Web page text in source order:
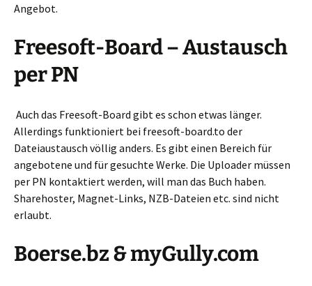
Angebot.
Freesoft-Board – Austausch
per PN
Auch das Freesoft-Board gibt es schon etwas länger.
Allerdings funktioniert bei freesoft-board.to der
Dateiaustausch völlig anders. Es gibt einen Bereich für
angebotene und für gesuchte Werke. Die Uploader müssen
per PN kontaktiert werden, will man das Buch haben.
Sharehoster, Magnet-Links, NZB-Dateien etc. sind nicht
erlaubt.
Boerse.bz & myGully.com